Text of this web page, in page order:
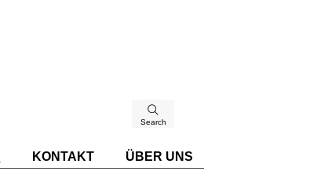
Search
KONTAKT ÜBER UNS